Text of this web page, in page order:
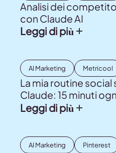
Analisi dei
con Claude AI
Leggi di più
AI Marketing Metricool
La mia routine
Claude: 15 minuti
Leggi di più
AI Marketing Pinterest